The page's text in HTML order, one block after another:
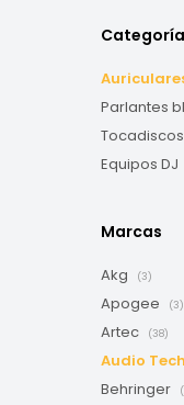
Parlantes
Tocadiscos
Equipos DJ
Marcas
Akg (3)
Apogee (3)
Artec (38)
Audio
Behringer